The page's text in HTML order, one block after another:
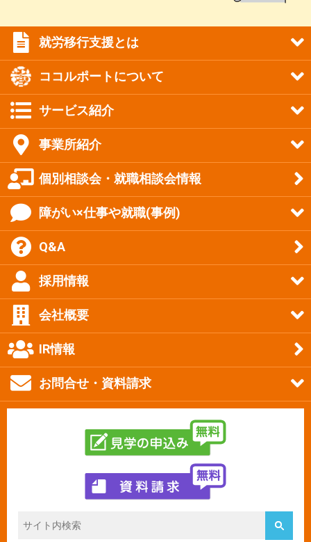
就労移行支援とは
ココルポートについて
サービス紹介
事業所紹介
個別相談会・就職相談会情報
障がい×仕事や就職(事例)
Q&A
採用情報
会社概要
IR情報
お問合せ・資料請求